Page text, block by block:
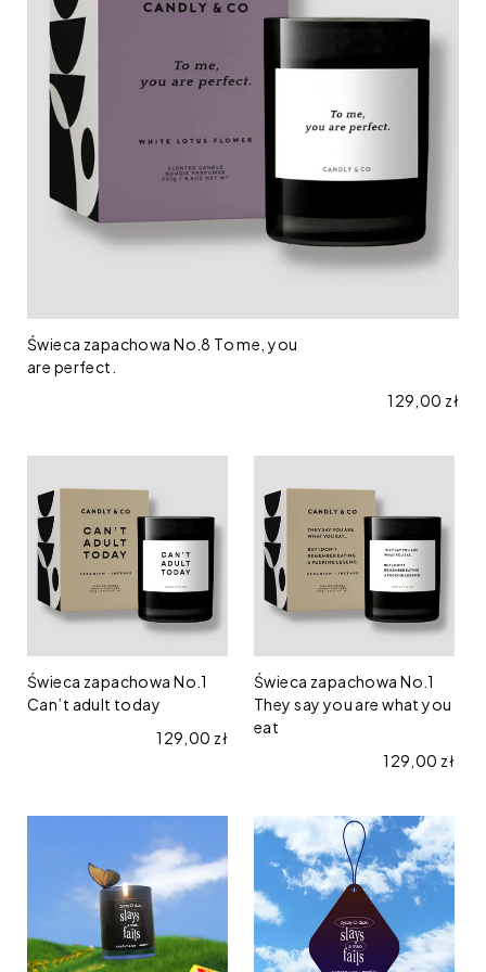
me,
you
are
perfect.
Świeca zapachowa No.8 To me, you
are perfect.
Cena
129,00 zł
zapachowa
No.1
Can’t
adult
today
Świeca zapachowa No.1
Can’t adult today
Cena regularna
129,00 zł
zapachowa
No.1
They
say
you
what
you
eat
Świeca zapachowa No.1
They say you are what you
eat
Cena
129,00 zł
zapachowa
"Życzę
dużo
Zawieszka
zapachowa
"Życzę
Ci
dużo